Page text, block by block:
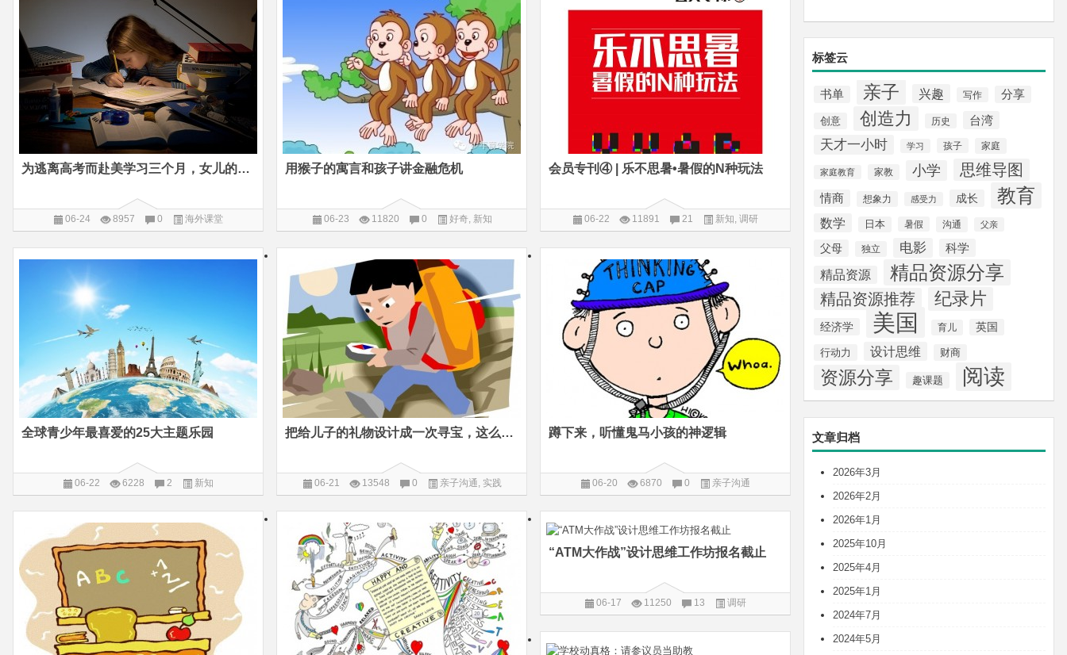
标签云
书单 亲子 兴趣 写作 分享
创意 创造力 历史 台湾
天才一小时 学习 孩子 家庭
家庭教育 家教 小学 思维导图
情商 想象力 感受力 成长 教育
数学 日本 暑假 沟通 父亲
父母 独立 电影
科学
精品资源
精品资源分享
精品资源推荐 纪录片
经济学 美国 育儿 英国
行动力 设计思维 财商
资源分享 趣课题 阅读
文章归档
2026年3月
2026年2月
2026年1月
2025年10月
2025年4月
2025年1月
2024年7月
2024年5月
为逃离高考而赴美学习三个月，女儿的改变何以如此之大
06-24 8957 0 海外课堂
用猴子的寓言和孩子讲金融危机
06-23 11820 0 好奇, 新知
会员专刊④ | 乐不思暑•暑假的N种玩法
06-22 11891 21 新知, 调研
全球青少年最喜爱的25大主题乐园
06-22 6228 2 新知
把给儿子的礼物设计成一次寻宝，这么用心的老爸实属罕见
06-21 13548 0 亲子沟通, 实践
蹲下来，听懂鬼马小孩的神逻辑
06-20 6870 0 亲子沟通
“ATM大作战”设计思维工作坊报名截止
06-17 11250 13 调研